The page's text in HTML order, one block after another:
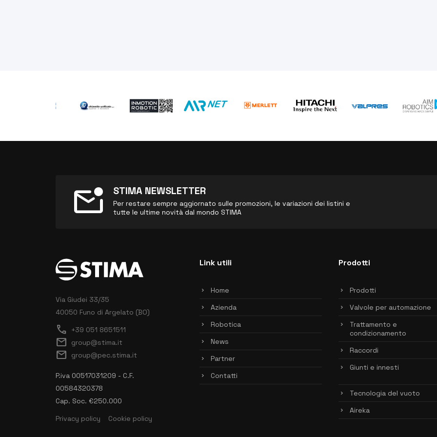
mark_email_unread STIMA NEWSLETTER
Per restare sempre aggiornato sulle promozioni, le variazioni dei listini e
tutte le ultime novità dal mondo STIMA
Via Giudei 33/35
40050 Funo di Argelato (BO)
call +39 051 8651511
mail group@stima.it
mail group@pec.stima.it
P.iva 00517031209 - C.F.
00584320378
Cap. Soc. €250.000
Privacy policy
Cookie policy
Link utili
Home
Azienda
Robotica
News
Partner
Contatti
Prodotti
Prodotti
Valvole per automazione
Trattamento e
condizionamento
Raccordi
Giunti e innesti
Tecnologia del vuoto
Aireka